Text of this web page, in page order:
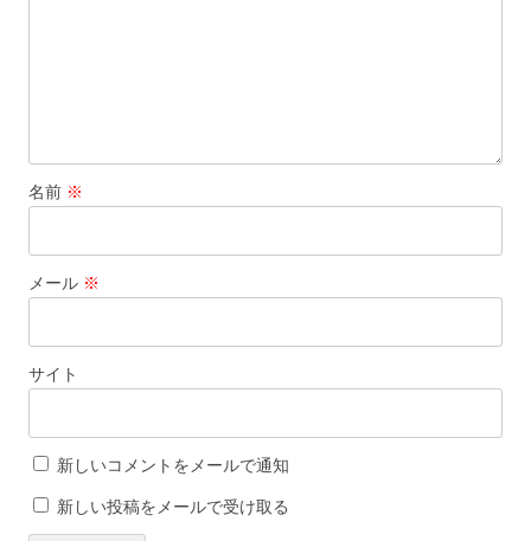
名前 ※
メール ※
サイト
新しいコメントをメールで通知
新しい投稿をメールで受け取る